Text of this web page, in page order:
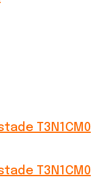
T3N1CM0
T3N1CM0